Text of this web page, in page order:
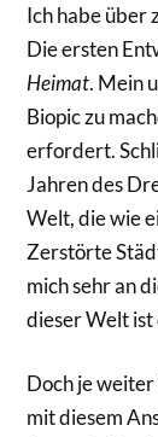
Ich habe über
Die ersten
Heimat. Mein
Biopic zu
erfordert.
Jahren des
Welt, die wie
Zerstörte
mich sehr an
dieser Welt ist
Doch je weiter
mit diesem